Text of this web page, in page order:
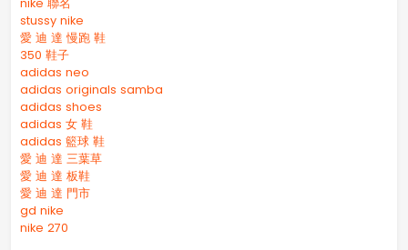
stussy nike
愛 迪 達 慢跑 鞋
350 鞋子
adidas neo
adidas originals samba
adidas shoes
adidas 女 鞋
adidas 籃球 鞋
愛 迪 達 三葉草
愛 迪 達 板鞋
愛 迪 達 門市
gd nike
nike 270